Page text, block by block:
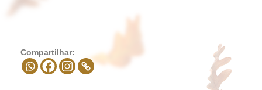
Compartilhar: